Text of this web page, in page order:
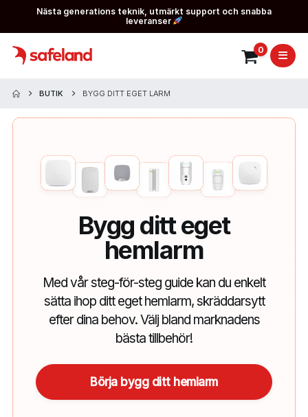
Nästa generations teknik, utmärkt support och snabba
leveranser
0
BUTIK BYGG DITT EGET LARM
Bygg ditt eget
hemlarm
Med vår steg-för-steg guide kan du enkelt
sätta ihop ditt eget hemlarm, skräddarsytt
efter dina behov. Välj bland marknadens
bästa tillbehör!
Börja bygg ditt hemlarm